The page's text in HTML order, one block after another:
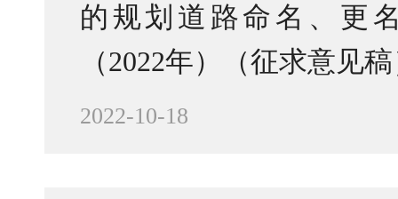
的规划道路命名、更
（2022年）（征求意见
2022-10-18